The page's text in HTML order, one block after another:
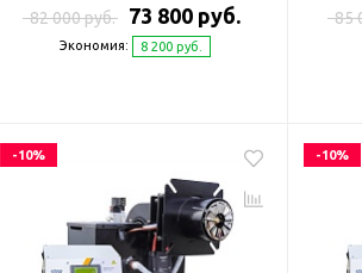
82 000 руб. 73 800 руб.
Экономия: 8 200 руб.
85
-10% -10%